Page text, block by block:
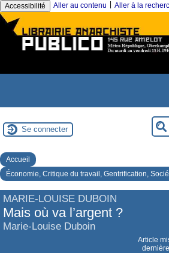
Accessibilité Aller au contenu Aller à la
Se connecter
Accueil
Économie, Critique du travail, Gentrification,
MARIE-LOUISE DUBOIN
Mais où va l’argent ?
Marie-Louise Duboin
Article